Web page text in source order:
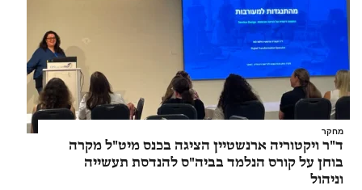
מחקר
ד"ר ויקטוריה ארנשטיין הציגה בכנס מיט"ל מקרה
בוחן על קורס הנלמד בביה"ס להנדסת תעשייה
וניהול